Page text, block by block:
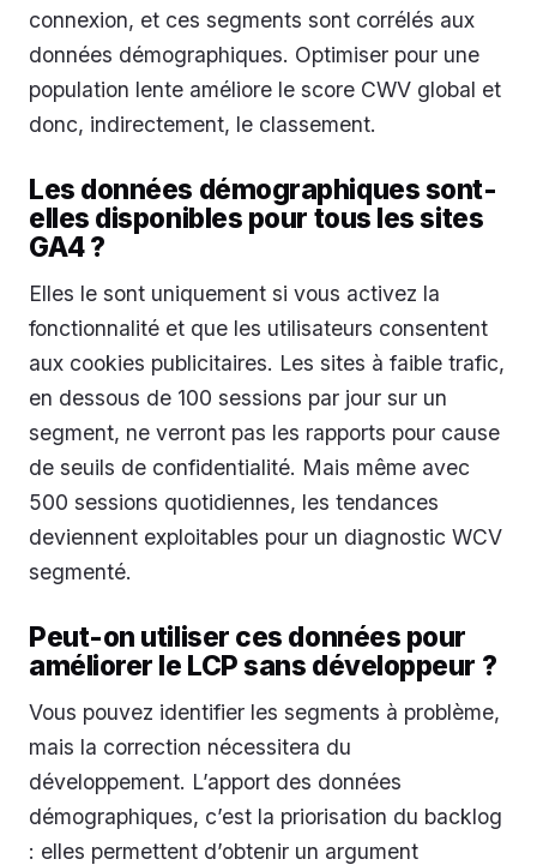
connexion, et ces segments sont corrélés aux
données démographiques. Optimiser pour une
population lente améliore le score CWV global et
donc, indirectement, le classement.
Les données démographiques sont-
elles disponibles pour tous les sites
GA4 ?
Elles le sont uniquement si vous activez la
fonctionnalité et que les utilisateurs consentent
aux cookies publicitaires. Les sites à faible trafic,
en dessous de 100 sessions par jour sur un
segment, ne verront pas les rapports pour cause
de seuils de confidentialité. Mais même avec
500 sessions quotidiennes, les tendances
deviennent exploitables pour un diagnostic WCV
segmenté.
Peut-on utiliser ces données pour
améliorer le LCP sans développeur ?
Vous pouvez identifier les segments à problème,
mais la correction nécessitera du
développement. L’apport des données
démographiques, c’est la priorisation du backlog
: elles permettent d’obtenir un argument